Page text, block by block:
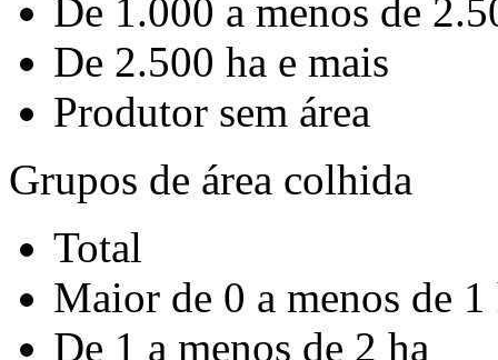
De 1.000 a menos de
De 2.500 ha e mais
Produtor sem área
Grupos de área colhida
Total
Maior de 0 a menos de 1
De 1 a menos de 2 ha